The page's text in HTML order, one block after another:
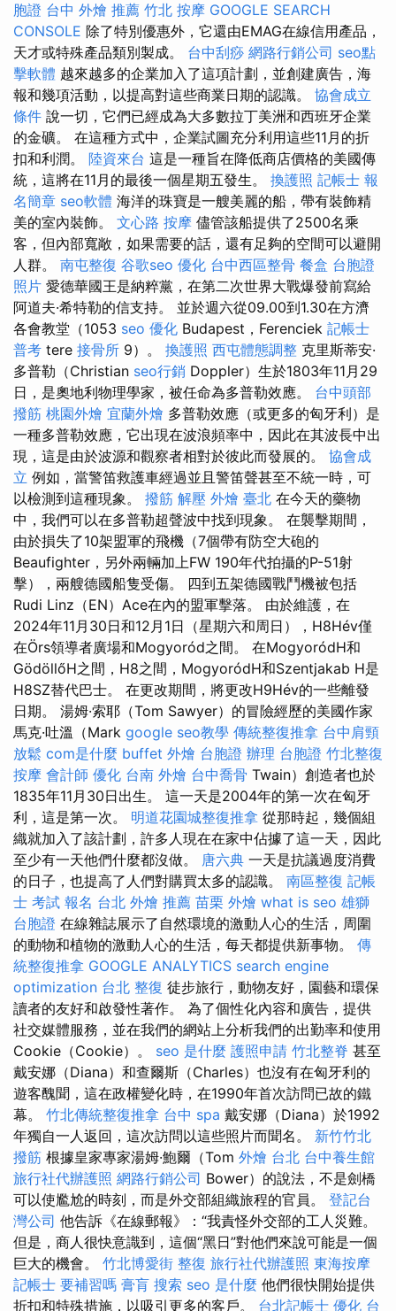
胞證 台中 外燴 推薦 竹北 按摩 GOOGLE SEARCH
CONSOLE 除了特別優惠外，它還由EMAG在線信用產品，
天才或特殊產品類別製成。 台中刮痧 網路行銷公司 seo點
擊軟體 越來越多的企業加入了這項計劃，並創建廣告，海
報和幾項活動，以提高對這些商業日期的認識。 協會成立
條件 說一切，它們已經成為大多數拉丁美洲和西班牙企業
的金礦。 在這種方式中，企業試圖充分利用這些11月的折
扣和利潤。 陸資來台 這是一種旨在降低商店價格的美國傳
統，這將在11月的最後一個星期五發生。 換護照 記帳士 報
名簡章 seo軟體 海洋的珠寶是一艘美麗的船，帶有裝飾精
美的室內裝飾。 文心路 按摩 儘管該船提供了2500名乘
客，但內部寬敞，如果需要的話，還有足夠的空間可以避開
人群。 南屯整復 谷歌seo 優化 台中西區整骨 餐盒 台胞證
照片 愛德華國王是納粹黨，在第二次世界大戰爆發前寫給
阿道夫·希特勒的信支持。 並於週六從09.00到1.30在方濟
各會教堂（1053 seo 優化 Budapest，Ferenciek 記帳士
普考 tere 接骨所 9）。 換護照 西屯體態調整 克里斯蒂安·
多普勒（Christian seo行銷 Doppler）生於1803年11月29
日，是奧地利物理學家，被任命為多普勒效應。 台中頭部
撥筋 桃園外燴 宜蘭外燴 多普勒效應（或更多的匈牙利）是
一種多普勒效應，它出現在波浪頻率中，因此在其波長中出
現，這是由於波源和觀察者相對於彼此而發展的。 協會成
立 例如，當警笛救護車經過並且警笛聲甚至不統一時，可
以檢測到這種現象。 撥筋 解壓 外燴 臺北 在今天的藥物
中，我們可以在多普勒超聲波中找到現象。 在襲擊期間，
由於損失了10架盟軍的飛機（7個帶有防空大砲的
Beaufighter，另外兩輛加上FW 190年代拍攝的P-51射
擊），兩艘德國船隻受傷。 四到五架德國戰鬥機被包括
Rudi Linz（EN）Ace在內的盟軍擊落。 由於維護，在
2024年11月30日和12月1日（星期六和周日），H8Hév僅
在Örs領導者廣場和Mogyoród之間。 在MogyoródH和
GödöllőH之間，H8之間，MogyoródH和Szentjakab H是
H8SZ替代巴士。 在更改期間，將更改H9Hév的一些離發
日期。 湯姆·索耶（Tom Sawyer）的冒險經歷的美國作家
馬克·吐溫（Mark google seo教學 傳統整復推拿 台中肩頸
放鬆 com是什麼 buffet 外燴 台胞證 辦理 台胞證 竹北整復
按摩 會計師 優化 台南 外燴 台中喬骨 Twain）創造者也於
1835年11月30日出生。 這一天是2004年的第一次在匈牙
利，這是第一次。 明道花園城整復推拿 從那時起，幾個組
織就加入了該計劃，許多人現在在家中佔據了這一天，因此
至少有一天他們什麼都沒做。 唐六典 一天是抗議過度消費
的日子，也提高了人們對購買太多的認識。 南區整復 記帳
士 考試 報名 台北 外燴 推薦 苗栗 外燴 what is seo 雄獅
台胞證 在線雜誌展示了自然環境的激動人心的生活，周圍
的動物和植物的激動人心的生活，每天都提供新事物。 傳
統整復推拿 GOOGLE ANALYTICS search engine
optimization 台北 整復 徒步旅行，動物友好，園藝和環保
讀者的友好和啟發性著作。 為了個性化內容和廣告，提供
社交媒體服務，並在我們的網站上分析我們的出勤率和使用
Cookie（Cookie）。 seo 是什麼 護照申請 竹北整脊 甚至
戴安娜（Diana）和查爾斯（Charles）也沒有在匈牙利的
遊客醜聞，這在政權變化時，在1990年首次訪問已故的鐵
幕。 竹北傳統整復推拿 台中 spa 戴安娜（Diana）於1992
年獨自一人返回，這次訪問以這些照片而聞名。 新竹竹北
撥筋 根據皇家專家湯姆·鮑爾（Tom 外燴 台北 台中養生館
旅行社代辦護照 網路行銷公司 Bower）的說法，不是劍橋
可以使尷尬的時刻，而是外交部組織旅程的官員。 登記台
灣公司 他告訴《在線郵報》：“我責怪外交部的工人災難。
但是，商人很快意識到，這個“黑日”對他們來說可能是一個
巨大的機會。 竹北博愛街 整復 旅行社代辦護照 東海按摩
記帳士 要補習嗎 膏肓 搜索 seo 是什麼 他們很快開始提供
折扣和特殊措施，以吸引更多的客戶。 台北記帳士 優化 台